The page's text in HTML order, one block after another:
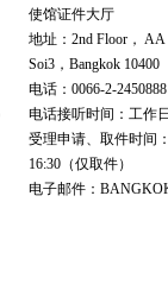
使馆证件大厅
地址：2nd Floor， AA
Soi3，Bangkok 10400
电话：0066-2-
电话接听时间：工作
受理申请、取件时间
16:30（仅取件）
电子邮件：